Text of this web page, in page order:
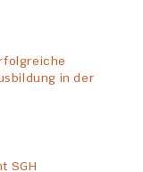
in der
SGH